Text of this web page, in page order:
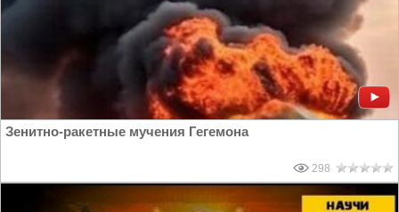
Зенитно-ракетные мучения Гегемона
298